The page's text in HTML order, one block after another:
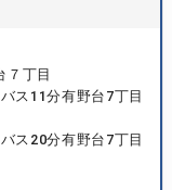
７丁目
ス11分有野台7丁目
ス20分有野台7丁目